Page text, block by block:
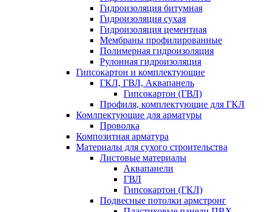
Гидроизоляция битумная
Гидроизоляция сухая
Гидроизоляция цементная
Мембраны профилированные
Полимерная гидроизоляция
Рулонная гидроизоляция
Гипсокартон и комплектующие
ГКЛ, ГВЛ, Аквапанель
Гипсокартон (ГВЛ)
Профиля, комплектующие для ГКЛ
Комлпектующие для арматуры
Проволка
Композитная арматура
Материалы для сухого строительства
Листовые материалы
Аквапанели
ГВЛ
Гипсокартон (ГКЛ)
Подвесные потолки армстронг